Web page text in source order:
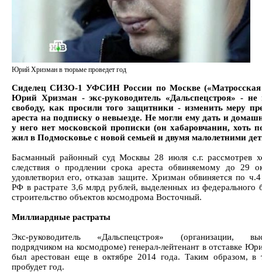
Юрий Хризман в тюрьме проведет год
Сиделец СИЗО-1 УФСИН России по Москве
Юрий Хризман - экс-руководитель «Дальспецстроя» -
свободу, как просили того защитники - изменить меру
ареста на подписку о невыезде. Не могли ему дать и
у него нет московской прописки (он хабаровчанин, хоть
жил в Подмосковье с новой семьей и двумя малолетними
Басманный районный суд Москвы 28 июля с.г. рассмотрев
следствия о продлении срока ареста обвиняемому до 29
удовлетворил его, отказав защите. Хризман обвиняется по
РФ в растрате 3,6 млрд рублей, выделенных из федерального
строительство объектов космодрома Восточный.
Миллиардные растраты
Экс-руководитель «Дальспецстроя» (организации,
подрядчиком на космодроме) генерал-лейтенант в отставке
был арестован еще в октябре 2014 года. Таким образом, в
пробудет год.